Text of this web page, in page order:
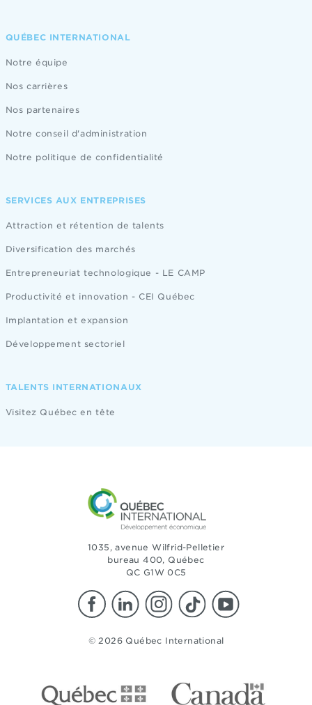
QUÉBEC INTERNATIONAL
Notre équipe
Nos carrières
Nos partenaires
Notre conseil d'administration
Notre politique de confidentialité
SERVICES AUX ENTREPRISES
Attraction et rétention de talents
Diversification des marchés
Entrepreneuriat technologique - LE CAMP
Productivité et innovation - CEI Québec
Implantation et expansion
Développement sectoriel
TALENTS INTERNATIONAUX
Visitez Québec en tête
1035, avenue Wilfrid-Pelletier
bureau 400, Québec
QC G1W 0C5
© 2026 Québec International